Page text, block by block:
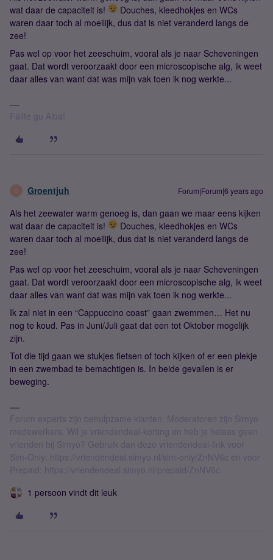
wat daar de capaciteit is!
Douches, kleedhokjes en WCs
waren daar toch al moeilijk, dus dat is niet veranderd langs de
zee!
Pas wel op voor het zeeschuim, vooral als je naar Scheveningen
gaat. Dat wordt veroorzaakt door een microscopische alg, ik weet
daar alles van want dat was mijn vak toen ik nog werkte...
Fàilte gu Alba!
G Groentjuh Forum|Forum|6 years ago
Als het zeewater warm genoeg is, dan gaan we maar eens kijken
wat daar de capaciteit is!
Douches, kleedhokjes en WCs
waren daar toch al moeilijk, dus dat is niet veranderd langs de
zee!
Pas wel op voor het zeeschuim, vooral als je naar Scheveningen
gaat. Dat wordt veroorzaakt door een microscopische alg, ik weet
daar alles van want dat was mijn vak toen ik nog werkte...
Ik zal niet in een “Cappuccino coast” gaan zwemmen… Het nu
nog te koud. Pas in Juni/Juli gaat dat een tot Oktober mogelijk
zijn.
Tot die tijd gaan we stukjes fietsen of toch kijken of er een plekje
in een zwembad te bemachtigen is. In beide gevallen is er
beweging.
Forum experts zijn behulpzame klanten. Moderatoren zijn Simyo
medewerkers. Wil je vriendendeal-korting en heb je helaas geen
vrienden bij Simyo? Gebruik dan deze vriendendeal-link voor
Sim-Only: https://vriendendeal.simyo.nl/sim-only/ZnNV6c en voor
Prepaid: https://vriendendeal.simyo.nl/prepaid/ZnNV6c.
1 persoon vindt dit leuk